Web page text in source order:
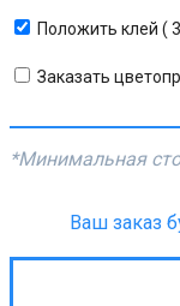
Положить клей (
Заказать
*Минимальная
Ваш заказ